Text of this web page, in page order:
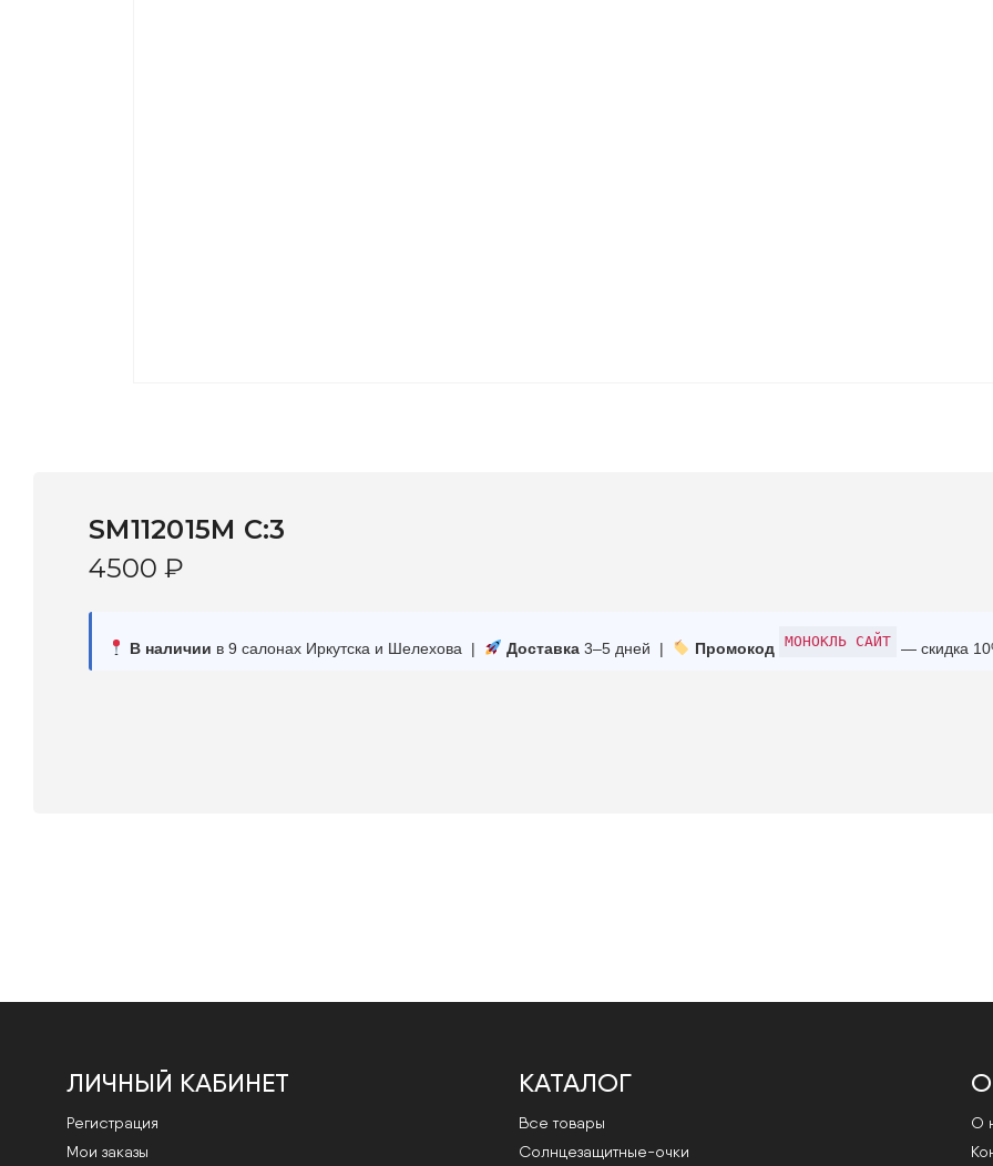
SM112015M C:3
4500 ₽
В наличии в 9 салонах Иркутска и Шелехова | Доставка3–5 дней | Промокод МОНОКЛЬ САЙТ — скидка
ЛИЧНЫЙ КАБИНЕТ
Регистрация
Мои заказы
КАТАЛОГ
Все товары
Cолнцезащитные-очки
О